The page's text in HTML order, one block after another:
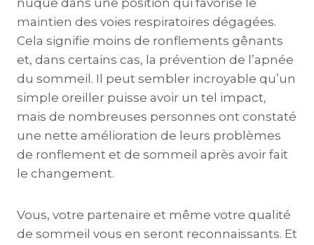
nuque dans une position qui favorise le
maintien des voies respiratoires dégagées.
Cela signifie moins de ronflements gênants
et, dans certains cas, la prévention de l’apnée
du sommeil. Il peut sembler incroyable qu’un
simple oreiller puisse avoir un tel impact,
mais de nombreuses personnes ont constaté
une nette amélioration de leurs problèmes
de ronflement et de sommeil après avoir fait
le changement.
Vous, votre partenaire et même votre qualité
de sommeil vous en seront reconnaissants. Et